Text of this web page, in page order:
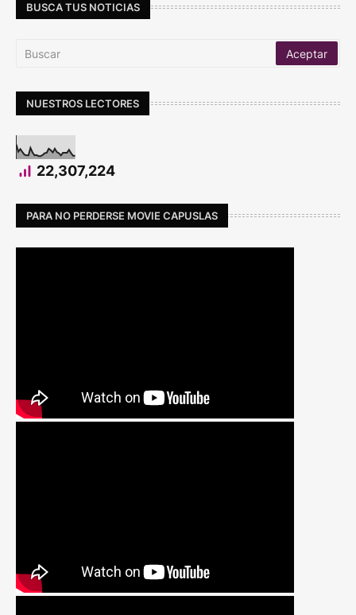
BUSCA TUS NOTICIAS
NUESTROS LECTORES
22,307,224
PARA NO PERDERSE MOVIE CAPUSLAS